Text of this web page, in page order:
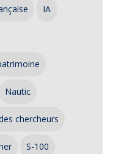
IA
Nautic
chercheurs
S-100